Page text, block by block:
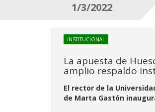
1/3/2022
INSTITUCIONAL
La apuesta de
amplio respaldo
El rector de la
de Marta Gastón